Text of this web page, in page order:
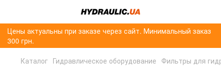
Цены актуальны при заказе через сайт. Минимальный заказ
300 грн.
Каталог Гидравлическое оборудование Фильтры для